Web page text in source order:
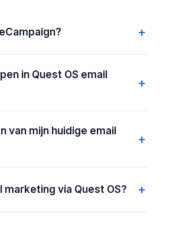
in Quest OS email
van mijn huidige email
marketing via Quest OS?